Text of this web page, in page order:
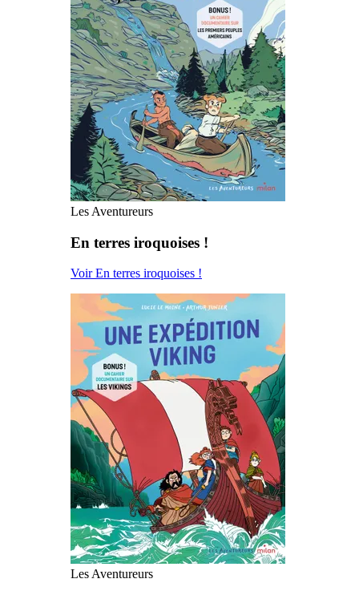
Les Aventureurs
En terres iroquoises !
Voir En terres iroquoises !
Les Aventureurs